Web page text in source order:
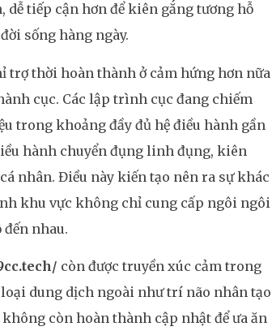
dễ tiếp cận hơn để kiên gắng tương hỗ
sống hàng ngày.
trợ thời hoàn thành ở cảm hứng hơn nữa
cục. Các lập trình cục đang chiếm
trong khoảng đầy đủ hệ điều hành gần
hành chuyển đụng linh đụng, kiên
nhân. Điều này kiến tạo nên ra sự khác
khu vực không chỉ cung cấp ngôi ngôi
nhau.
còn được truyền xúc cảm trong
dung dịch ngoài như trí não nhân tạo
còn hoàn thành cập nhật để ưa ăn